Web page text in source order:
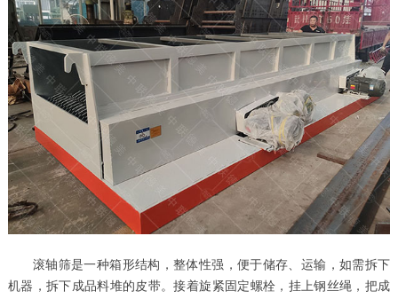
滚轴筛是一种箱形结构，整体性强，便于储存、运输，如需拆下
机器，拆下成品料堆的皮带。接着旋紧固定螺栓，挂上钢丝绳，把成